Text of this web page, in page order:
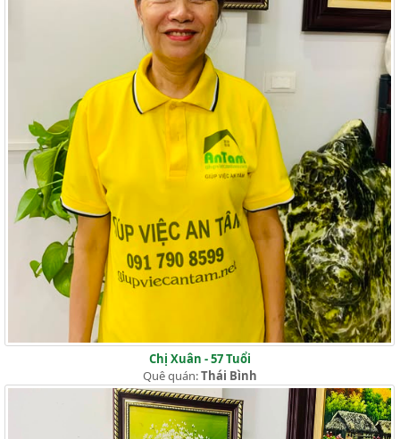
Chị Xuân - 57 Tuổi
Quê quán:Thái Bình